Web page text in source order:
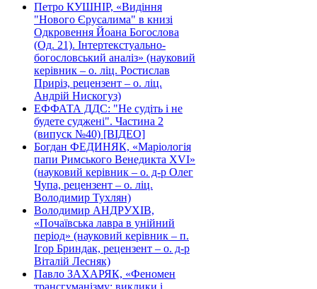
Петро КУШНІР, «Видіння
"Нового Єрусалима" в книзі
Одкровення Йоана Богослова
(Од. 21). Інтертекстуально-
богословський аналіз» (науковий
керівник – о. ліц. Ростислав
Приріз, рецензент – о. ліц.
Андрій Нискогуз)
ЕФФАТА ДДС: "Не судіть і не
будете суджені". Частина 2
(випуск №40) [ВІДЕО]
Богдан ФЕДИНЯК, «Маріологія
папи Римського Венедикта XVI»
(науковий керівник – о. д-р Олег
Чупа, рецензент – о. ліц.
Володимир Тухлян)
Володимир АНДРУХІВ,
«Почаївська лавра в унійний
період» (науковий керівник – п.
Ігор Бриндак, рецензент – о. д-р
Віталій Лесняк)
Павло ЗАХАРЯК, «Феномен
трансгуманізму: виклики і